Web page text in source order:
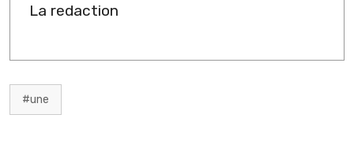
La redaction
#une